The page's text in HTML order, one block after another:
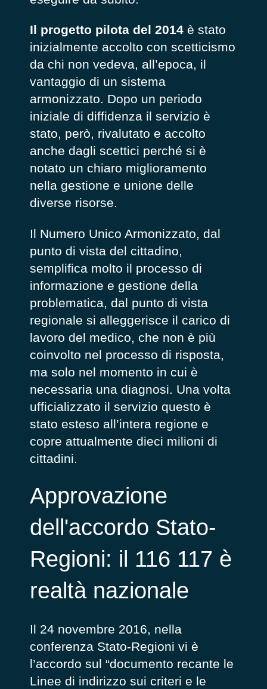
Il progetto pilota del 2014è stato
inizialmente accolto con scetticismo
da chi non vedeva, all’epoca, il
vantaggio di un sistema
armonizzato. Dopo un periodo
iniziale di diffidenza il servizio è
stato, però, rivalutato e accolto
anche dagli scettici perché si è
notato un chiaro miglioramento
nella gestione e unione delle
diverse risorse.
Il Numero Unico Armonizzato, dal
punto di vista del cittadino,
semplifica molto il processo di
informazione e gestione della
problematica, dal punto di vista
regionale si alleggerisce il carico di
lavoro del medico, che non è più
coinvolto nel processo di risposta,
ma solo nel momento in cui è
necessaria una diagnosi. Una volta
ufficializzato il servizio questo è
stato esteso all’intera regione e
copre attualmente dieci milioni di
cittadini.
Approvazione
dell'accordo Stato-
Regioni: il 116 117 è
realtà nazionale
Il 24 novembre 2016, nella
conferenza Stato-Regioni vi è
l’accordo sul “documento recante le
Linee di indirizzo sui criteri e le